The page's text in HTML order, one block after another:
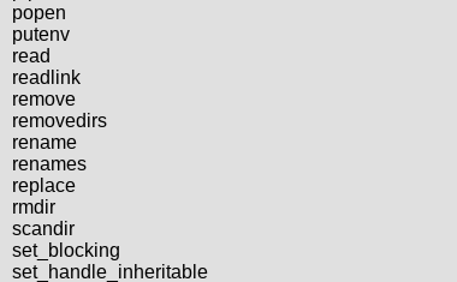
popen
putenv
read
readlink
remove
removedirs
rename
renames
replace
rmdir
scandir
set_blocking
set_handle_inheritable